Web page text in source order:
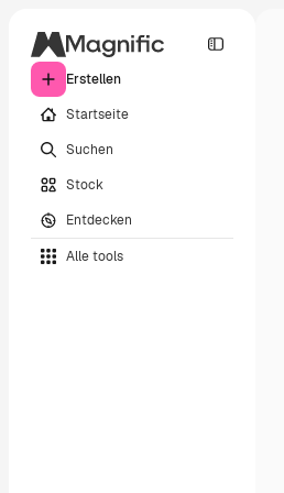
Erstellen
Startseite
Suchen
Stock
Entdecken
Alle tools